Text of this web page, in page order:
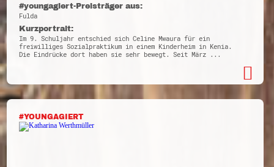
#youngagiert-Preisträger aus:
Fulda
Kurzportrait:
Im 9. Schuljahr entschied sich Celine Mwaura für ein
freiwilliges Sozialpraktikum in einem Kinderheim in Kenia.
Die Eindrücke dort haben sie sehr bewegt. Seit März ...
#YOUNGAGIERT